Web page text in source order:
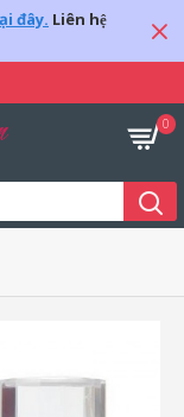
đây. Liên hệ
0